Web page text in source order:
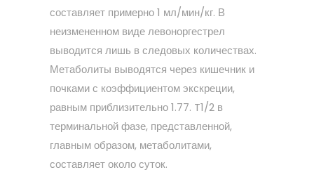
составляет примерно 1 мл/мин/кг. В
неизмененном виде левоноргестрел
выводится лишь в следовых количествах.
Метаболиты выводятся через кишечник и
почками с коэффициентом экскреции,
равным приблизительно 1.77. T1/2 в
терминальной фазе, представленной,
главным образом, метаболитами,
составляет около суток.